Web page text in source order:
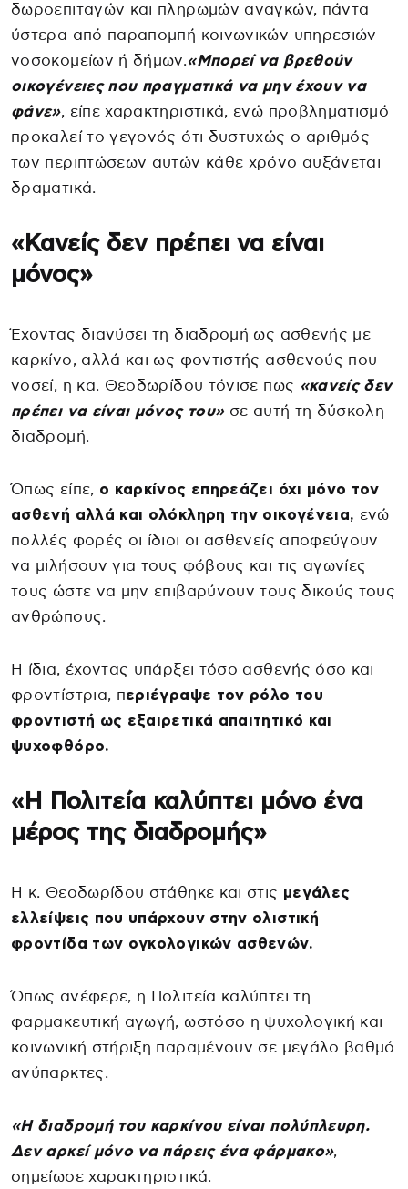
δωροεπιταγών και πληρωμών αναγκών, πάντα
ύστερα από παραπομπή κοινωνικών υπηρεσιών
νοσοκομείων ή δήμων.«Μπορεί να βρεθούν
οικογένειες που πραγματικά να μην έχουν να
φάνε», είπε χαρακτηριστικά, ενώ προβληματισμό
προκαλεί το γεγονός ότι δυστυχώς ο αριθμός
των περιπτώσεων αυτών κάθε χρόνο αυξάνεται
δραματικά.
«Κανείς δεν πρέπει να είναι
μόνος»
Έχοντας διανύσει τη διαδρομή ως ασθενής με
καρκίνο, αλλά και ως φοντιστής ασθενούς που
νοσεί, η κα. Θεοδωρίδου τόνισε πως «κανείς δεν
πρέπει να είναι μόνος του»σε αυτή τη δύσκολη
διαδρομή.
Όπως είπε, ο καρκίνος επηρεάζει όχι μόνο τον
ασθενή αλλά και ολόκληρη την οικογένεια, ενώ
πολλές φορές οι ίδιοι οι ασθενείς αποφεύγουν
να μιλήσουν για τους φόβους και τις αγωνίες
τους ώστε να μην επιβαρύνουν τους δικούς τους
ανθρώπους.
Η ίδια, έχοντας υπάρξει τόσο ασθενής όσο και
φροντίστρια, περιέγραψε τον ρόλο του
φροντιστή ως εξαιρετικά απαιτητικό και
ψυχοφθόρο.
«Η Πολιτεία καλύπτει μόνο ένα
μέρος της διαδρομής»
Η κ. Θεοδωρίδου στάθηκε και στις μεγάλες
ελλείψεις που υπάρχουν στην ολιστική
φροντίδα των ογκολογικών ασθενών.
Όπως ανέφερε, η Πολιτεία καλύπτει τη
φαρμακευτική αγωγή, ωστόσο η ψυχολογική και
κοινωνική στήριξη παραμένουν σε μεγάλο βαθμό
ανύπαρκτες.
«Η διαδρομή του καρκίνου είναι πολύπλευρη.
Δεν αρκεί μόνο να πάρεις ένα φάρμακο»,
σημείωσε χαρακτηριστικά.